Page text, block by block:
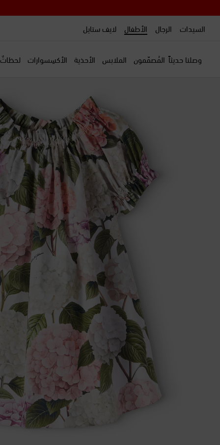
السيدات الرجال الأطفال لايف ستايل
وصلنا حديثاً المُصمّمون الملابس الأحذية الأكسِسوارات